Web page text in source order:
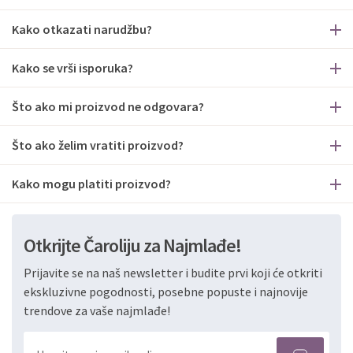
Kako otkazati narudžbu?
Kako se vrši isporuka?
Što ako mi proizvod ne odgovara?
Što ako želim vratiti proizvod?
Kako mogu platiti proizvod?
Otkrijte Čaroliju za Najmlađe!
Prijavite se na naš newsletter i budite prvi koji će otkriti
ekskluzivne pogodnosti, posebne popuste i najnovije
trendove za vaše najmlađe!